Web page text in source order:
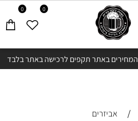
המחירים באתר תקפים לרכישה באתר בלבד
0 0
/ אביזרים